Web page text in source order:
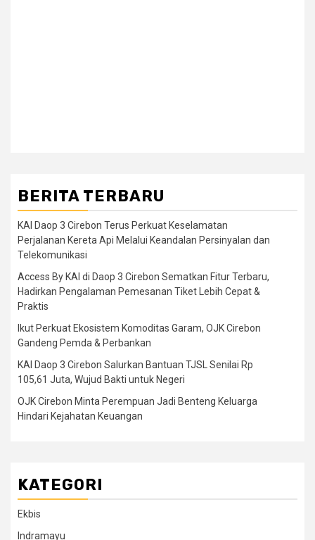
BERITA TERBARU
KAI Daop 3 Cirebon Terus Perkuat Keselamatan
Perjalanan Kereta Api Melalui Keandalan Persinyalan dan
Telekomunikasi
Access By KAI di Daop 3 Cirebon Sematkan Fitur Terbaru,
Hadirkan Pengalaman Pemesanan Tiket Lebih Cepat &
Praktis
Ikut Perkuat Ekosistem Komoditas Garam, OJK Cirebon
Gandeng Pemda & Perbankan
KAI Daop 3 Cirebon Salurkan Bantuan TJSL Senilai Rp
105,61 Juta, Wujud Bakti untuk Negeri
OJK Cirebon Minta Perempuan Jadi Benteng Keluarga
Hindari Kejahatan Keuangan
KATEGORI
Ekbis
Indramayu